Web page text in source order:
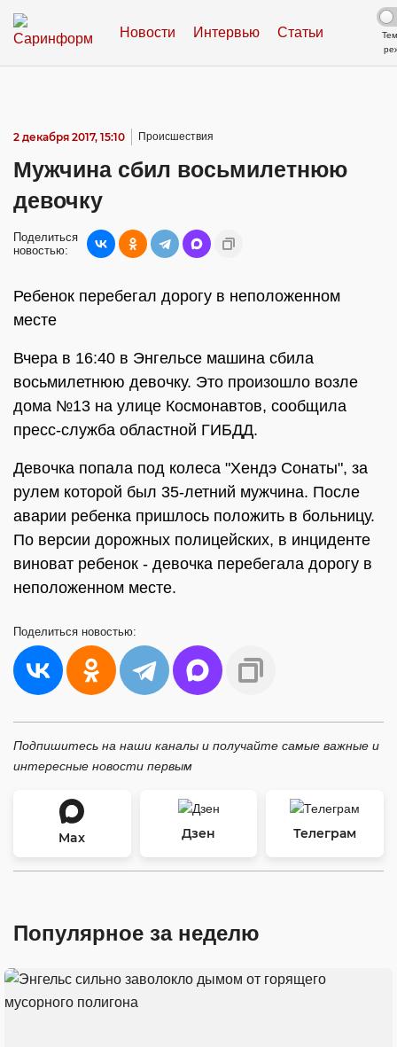
Новости Интервью Статьи
2 декабря 2017, 15:10 Происшествия
Мужчина сбил восьмилетнюю
девочку
Поделиться
новостью:
Ребенок перебегал дорогу в неположенном
месте
Вчера в 16:40 в Энгельсе машина сбила
восьмилетнюю девочку. Это произошло возле
дома №13 на улице Космонавтов, сообщила
пресс-служба областной ГИБДД.
Девочка попала под колеса "Хендэ Сонаты", за
рулем которой был 35-летний мужчина. После
аварии ребенка пришлось положить в больницу.
По версии дорожных полицейских, в инциденте
виноват ребенок - девочка перебегала дорогу в
неположенном месте.
Поделиться новостью:
Подпишитесь на наши каналы и получайте самые важные и
интересные новости первым
Max Дзен Телеграм
Популярное за неделю